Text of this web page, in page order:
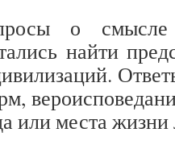
о
найти
или места